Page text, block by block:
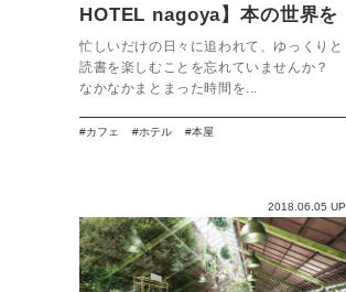
HOTEL nagoya】本の世界を
旅する贅沢な場所
忙しいだけの日々に追われて、ゆっくりと
読書を楽しむことを忘れていませんか？
なかなかまとまった時間を...
カフェ ホテル 本屋
2018.06.05 UP